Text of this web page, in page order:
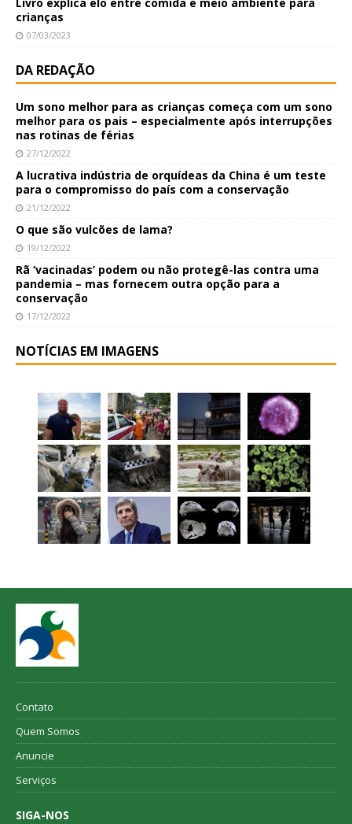
crianças
07/03/2023
DA REDAÇÃO
Um sono melhor para as crianças começa com um sono
melhor para os pais – especialmente após interrupções
nas rotinas de férias
27/12/2022
A lucrativa indústria de orquídeas da China é um teste
para o compromisso do país com a conservação
21/12/2022
O que são vulcões de lama?
19/12/2022
Rã ‘vacinadas’ podem ou não protegê-las contra uma
pandemia – mas fornecem outra opção para a
conservação
17/12/2022
NOTÍCIAS EM IMAGENS
Contato
Quem Somos
Anuncie
Serviços
SIGA-NOS